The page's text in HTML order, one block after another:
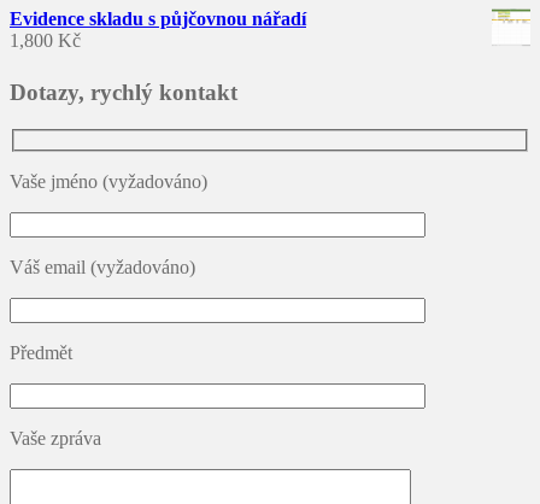
Evidence skladu s půjčovnou nářadí
1,800 Kč
Dotazy, rychlý kontakt
Vaše jméno (vyžadováno)
Váš email (vyžadováno)
Předmět
Vaše zpráva